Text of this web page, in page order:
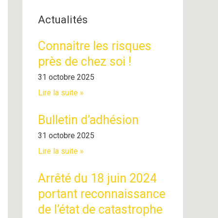
Actualités
Connaitre les risques
près de chez soi !
31 octobre 2025
Lire la suite »
Bulletin d’adhésion
31 octobre 2025
Lire la suite »
Arrêté du 18 juin 2024
portant reconnaissance
de l’état de catastrophe